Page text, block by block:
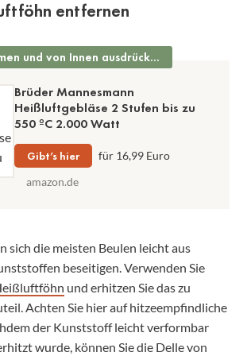
entfernen
Delle erwärmen und von Innen ausdrücken
Brüder Mannesmann
Heißluftgebläse 2 Stufen bis zu
550 ºC 2.000 Watt
Gibt’s hier
für 16,99 Euro
amazon.de
sich die meisten Beulen leicht aus
beseitigen. Verwenden Sie
und erhitzen Sie das zu
Achten Sie hier auf hitzeempfindliche
der Kunststoff leicht verformbar
wurde, können Sie die Delle von